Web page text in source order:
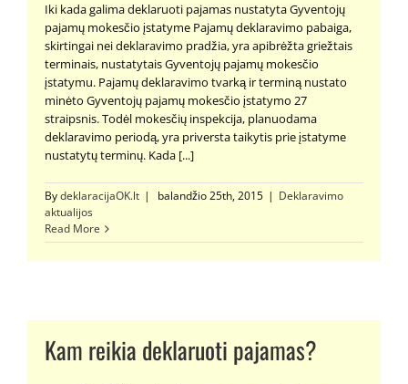
Iki kada galima deklaruoti pajamas nustatyta Gyventojų
pajamų mokesčio įstatyme Pajamų deklaravimo pabaiga,
skirtingai nei deklaravimo pradžia, yra apibrėžta griežtais
terminais, nustatytais Gyventojų pajamų mokesčio
įstatymu. Pajamų deklaravimo tvarką ir terminą nustato
minėto Gyventojų pajamų mokesčio įstatymo 27
straipsnis. Todėl mokesčių inspekcija, planuodama
deklaravimo periodą, yra priversta taikytis prie įstatyme
nustatytų terminų. Kada [...]
BydeklaracijaOK.lt | balandžio 25th, 2015 | Deklaravimo
aktualijos
Read More
Kam reikia deklaruoti pajamas?